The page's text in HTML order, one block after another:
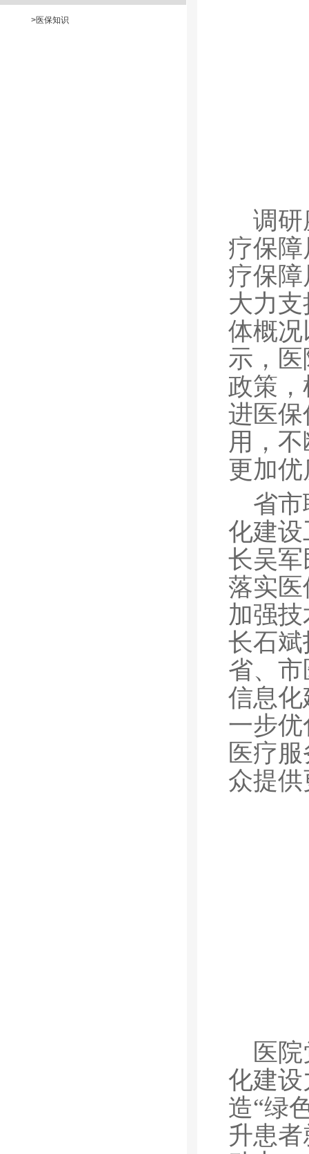
>医保知识
调研
疗保
疗保
大力
体概
示，
政策
进医
用，
更加
省
化建
长吴
落实
加强
长石
省、
信息
一步
医疗
众提
医
化建
造“绿
升患